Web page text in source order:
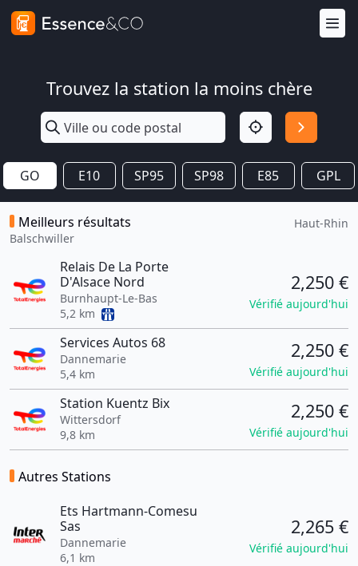
Trouvez la station la moins chère
GO E10 SP95 SP98 E85 GPL
Meilleurs résultats
Balschwiller
Haut-Rhin
Relais De La Porte
D'Alsace Nord
Burnhaupt-Le-Bas
5,2 km
2,250 €
Vérifié aujourd'hui
Services Autos 68
Dannemarie
5,4 km
2,250 €
Vérifié aujourd'hui
Station Kuentz Bix
Wittersdorf
9,8 km
2,250 €
Vérifié aujourd'hui
Autres Stations
Ets Hartmann-Comesu
Sas
Dannemarie
6,1 km
2,265 €
Vérifié aujourd'hui